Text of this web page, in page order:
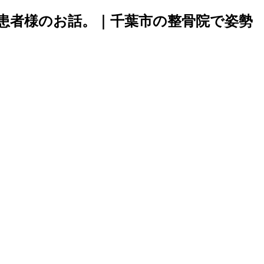
様のお話。｜千葉市の整骨院で姿勢